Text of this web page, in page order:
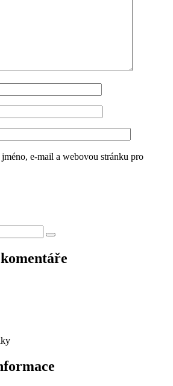
e-mail a webovou stránku pro
Hledání